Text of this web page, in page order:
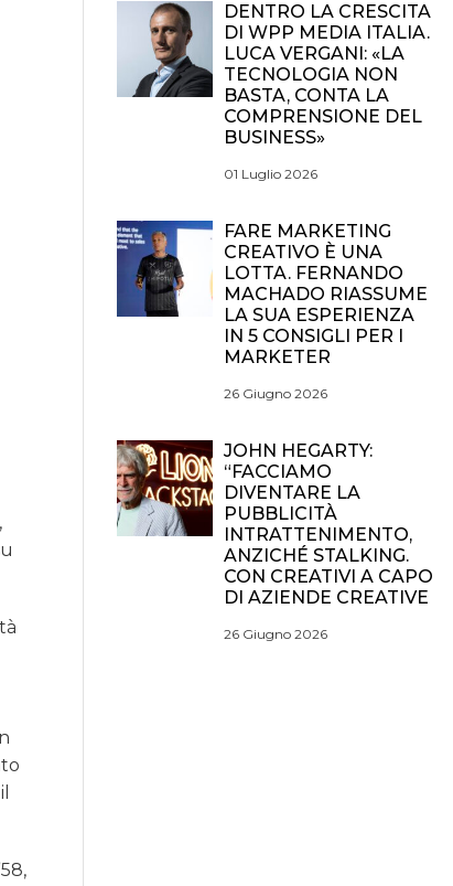
DENTRO LA CRESCITA
DI WPP MEDIA ITALIA.
LUCA VERGANI: «LA
TECNOLOGIA NON
BASTA, CONTA LA
COMPRENSIONE DEL
BUSINESS»
01 Luglio 2026
FARE MARKETING
CREATIVO È UNA
LOTTA. FERNANDO
MACHADO RIASSUME
LA SUA ESPERIENZA
IN 5 CONSIGLI PER I
MARKETER
26 Giugno 2026
JOHN HEGARTY:
“FACCIAMO
DIVENTARE LA
PUBBLICITÀ
INTRATTENIMENTO,
ANZICHÉ STALKING.
CON CREATIVI A CAPO
DI AZIENDE CREATIVE
26 Giugno 2026